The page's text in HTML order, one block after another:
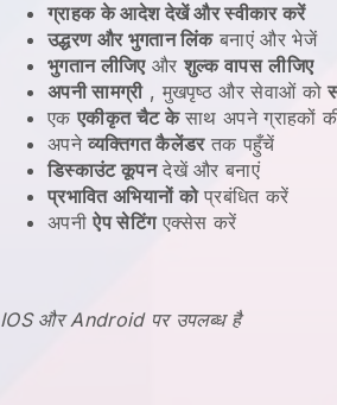
ग्राहक के आदेश देखें और स्वीकार करें
उद्धरण और भुगतान लिंकबनाएं और भेजें
भुगतान लीजिएऔरशुल्क वापस लीजिए
अपनी सामग्री, मुखपृष्ठ और सेवाओं को
एकएकीकृत चैट केसाथ अपने ग्राहकों
अपनेव्यक्तिगत कैलेंडरतक पहुँचें
डिस्काउंट कूपनदेखें और बनाएं
प्रभावित अभियानों कोप्रबंधित करें
अपनीऐप सेटिंगएक्सेस करें
IOS और Android पर उपलब्ध है